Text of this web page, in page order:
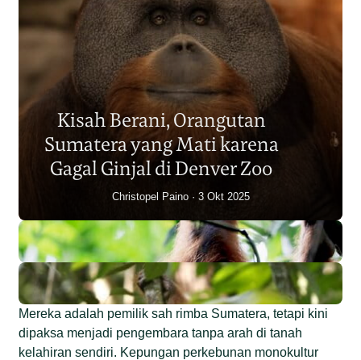
Populasi Orangutan
Sumatera Berkurang 2.700
Individu dalam Satu Dekade?
Junaidi Hanafiah 14 Jul 2026
Kisah Berani, Orangutan
Sumatera yang Mati karena
Gagal Ginjal di Denver Zoo
Christopel Paino 3 Okt 2025
Mereka adalah pemilik sah rimba Sumatera, tetapi kini
dipaksa menjadi pengembara tanpa arah di tanah
kelahiran sendiri. Kepungan perkebunan monokultur